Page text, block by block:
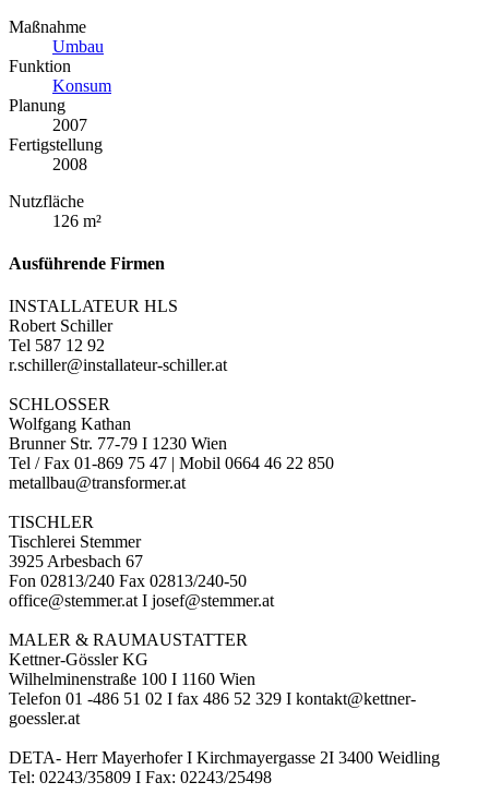
Maßnahme
Umbau
Funktion
Konsum
Planung
2007
Fertigstellung
2008
Nutzfläche
126 m²
Ausführende Firmen
INSTALLATEUR HLS
Robert Schiller
Tel 587 12 92
r.schiller@installateur-schiller.at
SCHLOSSER
Wolfgang Kathan
Brunner Str. 77-79 I 1230 Wien
Tel / Fax 01-869 75 47 | Mobil 0664 46 22 850
metallbau@transformer.at
TISCHLER
Tischlerei Stemmer
3925 Arbesbach 67
Fon 02813/240 Fax 02813/240-50
office@stemmer.at I josef@stemmer.at
MALER & RAUMAUSTATTER
Kettner-Gössler KG
Wilhelminenstraße 100 I 1160 Wien
Telefon 01 -486 51 02 I fax 486 52 329 I kontakt@kettner-
goessler.at
DETA- Herr Mayerhofer I Kirchmayergasse 2I 3400 Weidling
Tel: 02243/35809 I Fax: 02243/25498